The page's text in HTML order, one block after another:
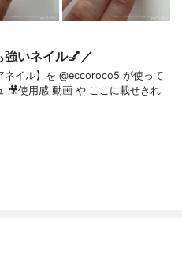
いネイル💅／
ネイル】を @eccoroco5 が使って
🎥使用感 動画 や ここに載せきれ